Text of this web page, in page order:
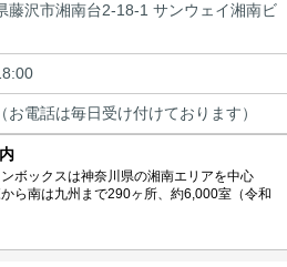
藤沢市湘南台2-18-1 サンウェイ湘南ビ
お電話は毎日受け付けております）
ボックスは神奈川県の湘南エリアを中心
ら南は九州まで290ヶ所、約6,000室（令和